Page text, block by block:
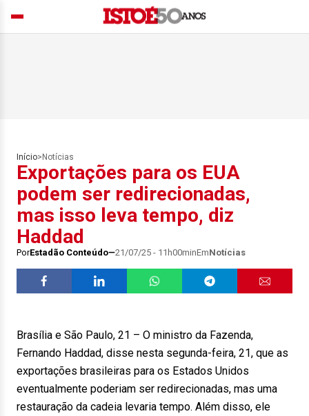
Início> Notícias
Exportações para os EUA
podem ser redirecionadas,
mas isso leva tempo, diz
Haddad
PorEstadão Conteúdo 21/07/25 - 11h00minEmNotícias
Brasília e São Paulo, 21 – O ministro da Fazenda,
Fernando Haddad, disse nesta segunda-feira, 21, que as
exportações brasileiras para os Estados Unidos
eventualmente poderiam ser redirecionadas, mas uma
restauração da cadeia levaria tempo. Além disso, ele